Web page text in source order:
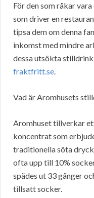
För den som råkar
som driver en
tipsa dem om denna
inkomst med mindre
dessa utsökta
fraktfritt.se.
Vad är Aromhusets
Aromhuset tillverkar
koncentrat som
traditionella söta
ofta upp till 10%
spädes ut 33 gånger
tillsatt socker.